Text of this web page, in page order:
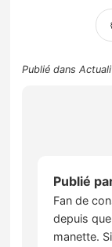
Publié dans
Publié
Fan de
depuis
manette.